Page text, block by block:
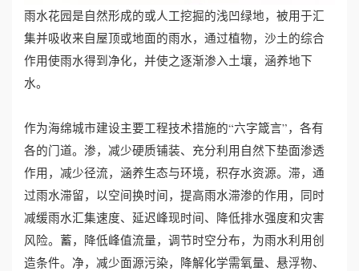
雨水花园是自然形成的或人工挖掘的浅凹绿地，被用于汇
集并吸收来自屋顶或地面的雨水，通过植物，沙土的综合
作用使雨水得到净化，并使之逐渐渗入土壤，涵养地下
水。
作为海绵城市建设主要工程技术措施的“六字箴言”，各有
各的门道。渗，减少硬质铺装、充分利用自然下垫面渗透
作用，减少径流，涵养生态与环境，积存水资源。滞，通
过雨水滞留，以空间换时间，提高雨水滞渗的作用，同时
减缓雨水汇集速度、延迟峰现时间、降低排水强度和灾害
风险。蓄，降低峰值流量，调节时空分布，为雨水利用创
造条件。净，减少面源污染，降解化学需氧量、悬浮物、